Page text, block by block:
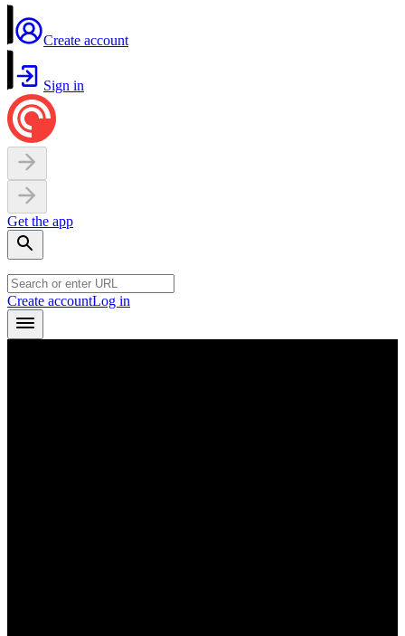
Create account
Sign in
Get the app
Create accountLog in